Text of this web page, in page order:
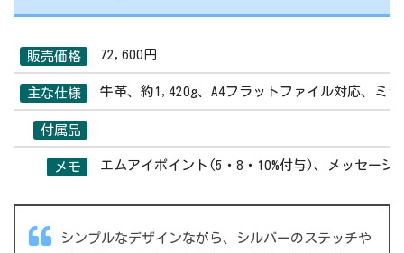
販売価格 72,600円
主な仕様 牛革、約1,420g、A4フラットファイル対応、ミ
付属品
メモ エムアイポイント(5・8・10%付与)、メッセージ
シンプルなデザインながら、シルバーのステッチや